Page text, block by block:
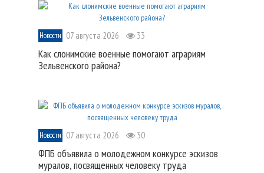
Новости 07 августа 2026 33
Как слонимские военные помогают аграриям
Зельвенского района?
Новости 07 августа 2026 30
ФПБ объявила о молодежном конкурсе эскизов
муралов, посвященных человеку труда